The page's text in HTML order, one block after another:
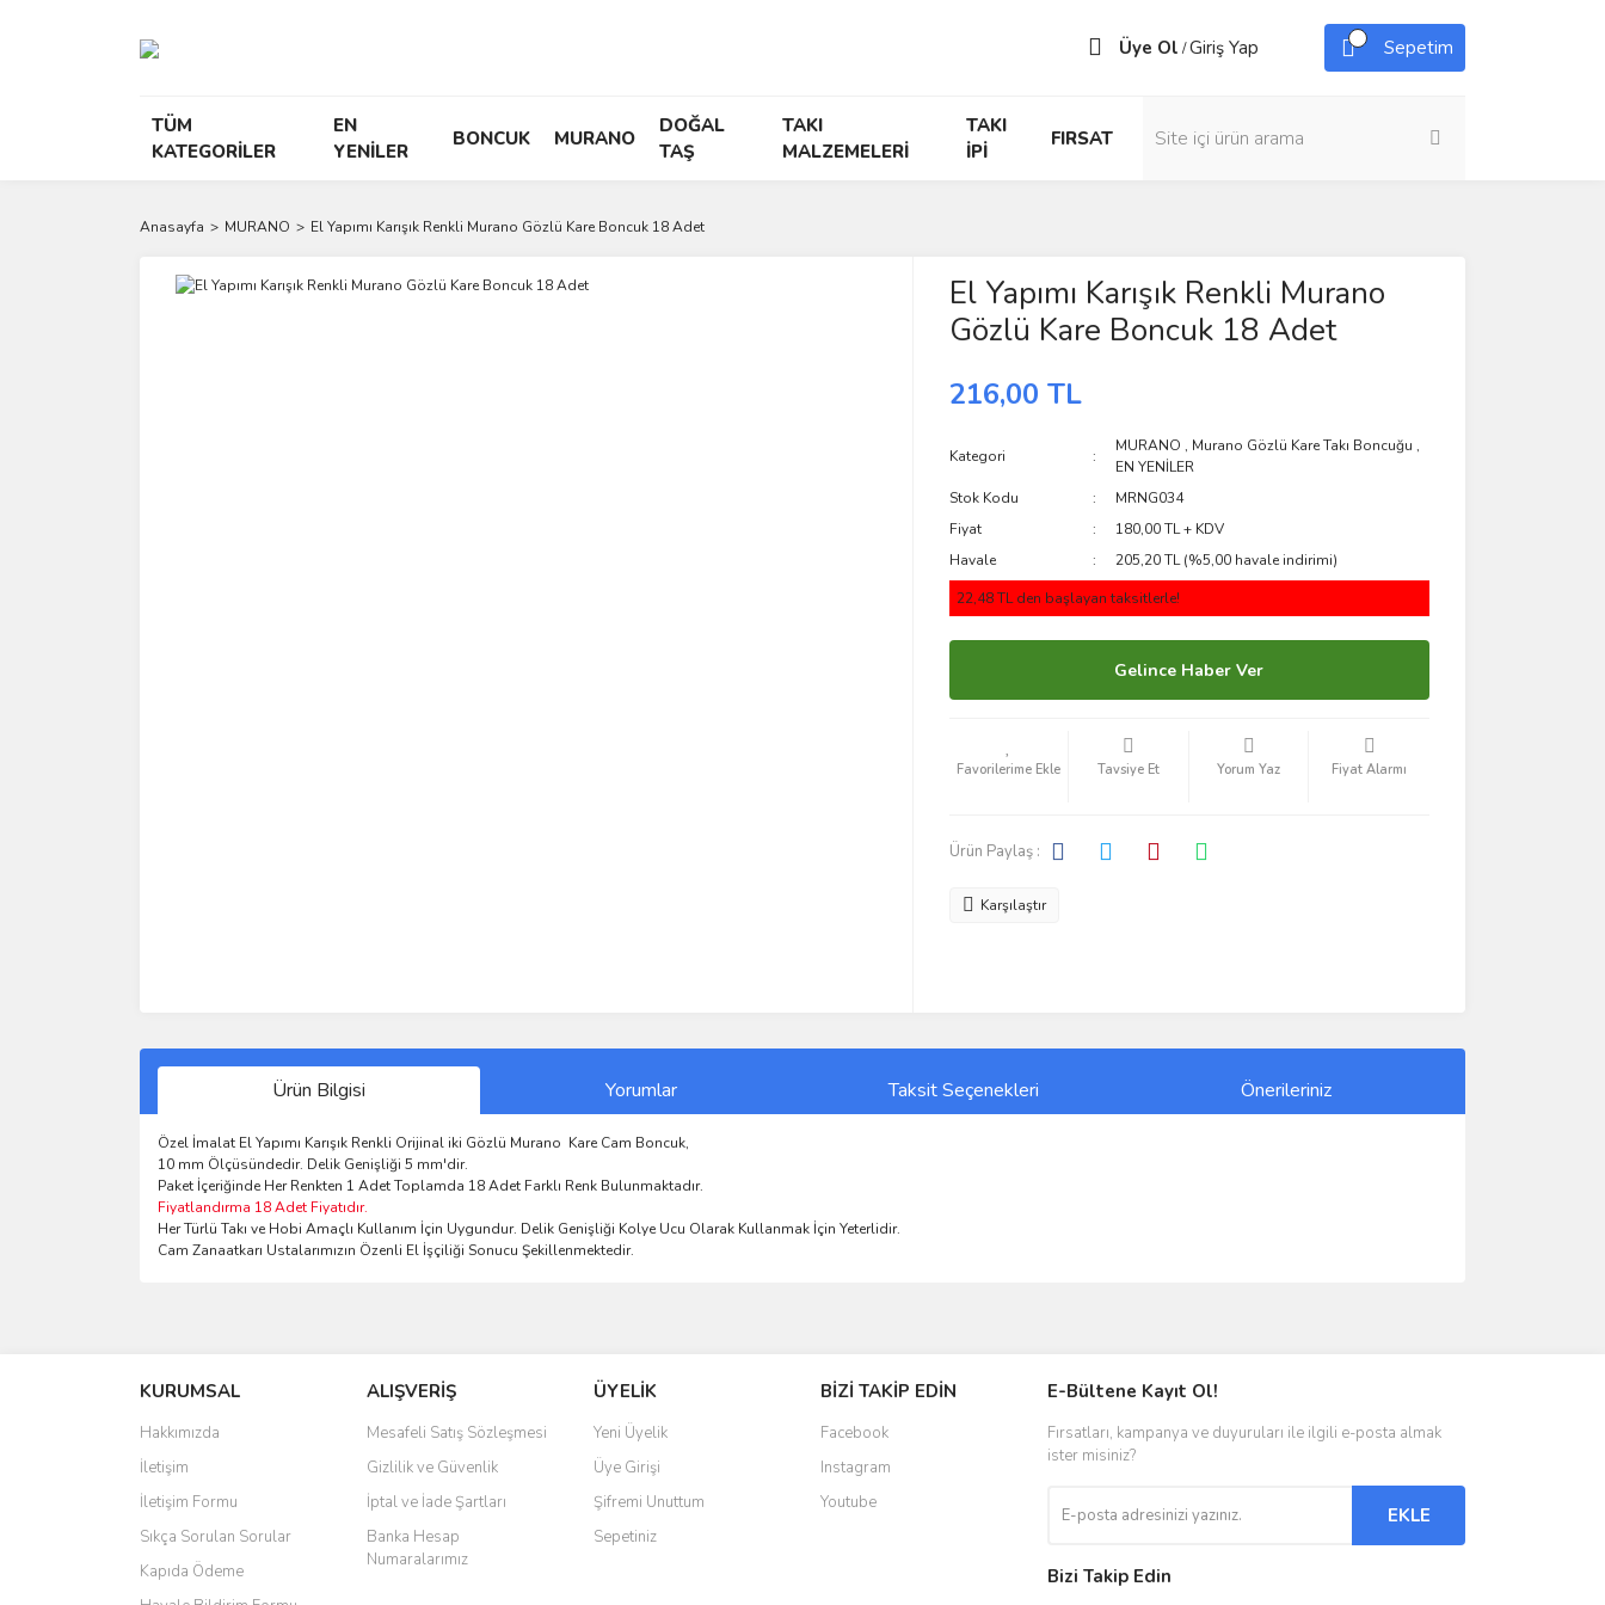
Üye Ol /Giriş Yap Sepetim
TÜM
KATEGORİLER
EN
YENİLER
BONCUK MURANO
DOĞAL
TAŞ
TAKI
MALZEMELERİ
TAKI
İPİ
FIRSAT
Anasayfa MURANO El Yapımı Karışık Renkli Murano Gözlü Kare Boncuk 18 Adet
El Yapımı Karışık Renkli Murano
Gözlü Kare Boncuk 18 Adet
216,00 TL
Kategori
MURANO , Murano Gözlü Kare Takı Boncuğu ,
EN YENİLER
Stok Kodu
MRNG034
Fiyat
180,00 TL + KDV
Havale
205,20 TL (%5,00 havale indirimi)
22,48 TL den başlayan taksitlerle!
Gelince Haber Ver
Tavsiye Et Yorum Yaz Fiyat Alarmı
Ürün Paylaş :
Karşılaştır
Ürün Bilgisi Yorumlar Taksit Seçenekleri Önerileriniz
Özel İmalat El Yapımı Karışık Renkli Orijinal iki Gözlü Murano Kare Cam Boncuk,
10 mm Ölçüsündedir. Delik Genişliği 5 mm'dir.
Paket İçeriğinde Her Renkten 1 Adet Toplamda 18 Adet Farklı Renk Bulunmaktadır.
Fiyatlandırma 18 Adet Fiyatıdır.
Her Türlü Takı ve Hobi Amaçlı Kullanım İçin Uygundur. Delik Genişliği Kolye Ucu Olarak Kullanmak İçin Yeterlidir.
Cam Zanaatkarı Ustalarımızın Özenli El İşçiliği Sonucu Şekillenmektedir.
Ürün resmi kalitesiz, bozuk veya görüntülenemiyor.
Ürün açıklamasında eksik bilgiler bulunuyor.
Ürün bilgilerinde hatalar bulunuyor.
Ürün fiyatı diğer sitelerden daha pahalı.
Bu ürüne benzer farklı alternatifler olmalı.
KURUMSAL
Hakkımızda
İletişim
İletişim Formu
Sıkça Sorulan Sorular
Kapıda Ödeme
ALIŞVERİŞ
Mesafeli Satış Sözleşmesi
Gizlilik ve Güvenlik
İptal ve İade Şartları
Banka Hesap
Numaralarımız
ÜYELİK
Yeni Üyelik
Üye Girişi
Şifremi Unuttum
Sepetiniz
BİZİ TAKİP EDİN
Facebook
Instagram
Youtube
E-Bültene Kayıt Ol!
Fırsatları, kampanya ve duyuruları ile ilgili e-posta almak
ister misiniz?
EKLE
Bizi Takip Edin